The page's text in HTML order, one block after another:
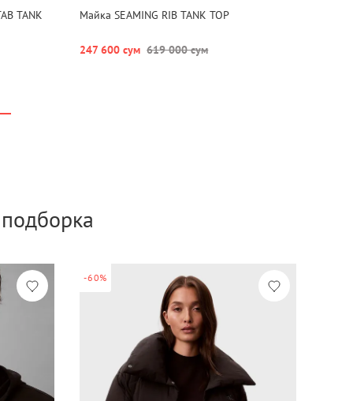
TANK Майка SEAMING RIB TANK TOP
247 600 сум 619 000 сум
-60%